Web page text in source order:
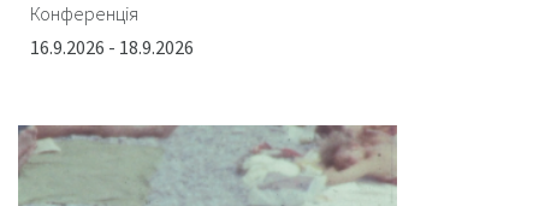
Конференція
16.9.2026 - 18.9.2026